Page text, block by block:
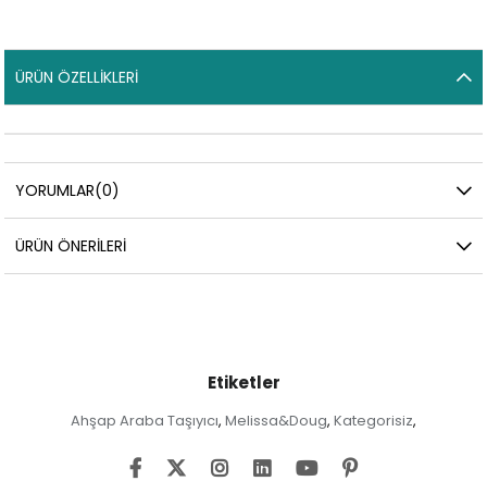
ÜRÜN ÖZELLIKLERI
YORUMLAR(0)
ÜRÜN ÖNERILERI
Etiketler
Ahşap Araba Taşıyıcı, Melissa&Doug, Kategorisiz,